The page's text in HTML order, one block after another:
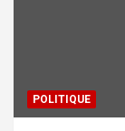
POLITIQUE